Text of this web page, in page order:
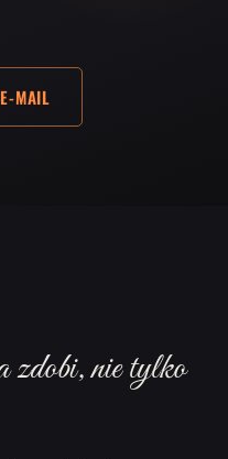
MAIL
zdobi, nie tylko